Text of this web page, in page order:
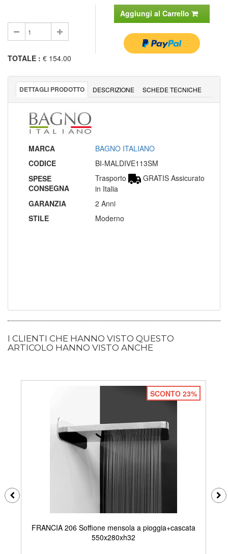
Aggiungi al Carrello
TOTALE : € 154.00
DETTAGLI PRODOTTO DESCRIZIONE SCHEDE TECNICHE
MARCA
BAGNO ITALIANO
CODICE
BI-MALDIVE113SM
SPESE
CONSEGNA
Trasporto
GRATIS Assicurato
in Italia
GARANZIA
2 Anni
STILE
Moderno
I CLIENTI CHE HANNO VISTO QUESTO
ARTICOLO HANNO VISTO ANCHE
SCONTO 23%
FRANCIA 206 Soffione mensola a pioggia+cascata
550x280xh32